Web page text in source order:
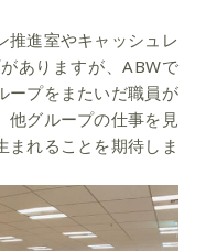
推進室やキャッシュレ
ありますが、ABWで
ープをまたいだ職員が
他グループの仕事を見
まれることを期待しま